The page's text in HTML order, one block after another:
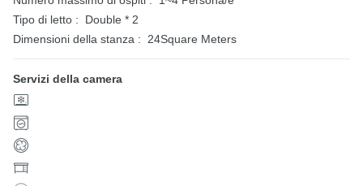
Tipo di letto :
Double * 2
Dimensioni della stanza :
24Square Meters
Servizi della camera